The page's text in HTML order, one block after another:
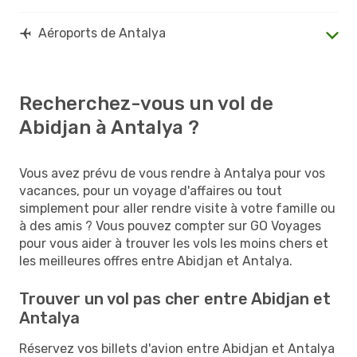
Aéroports de Antalya
Recherchez-vous un vol de
Abidjan à Antalya ?
Vous avez prévu de vous rendre à Antalya pour vos
vacances, pour un voyage d'affaires ou tout
simplement pour aller rendre visite à votre famille ou
à des amis ? Vous pouvez compter sur GO Voyages
pour vous aider à trouver les vols les moins chers et
les meilleures offres entre Abidjan et Antalya.
Trouver un vol pas cher entre Abidjan et
Antalya
Réservez vos billets d'avion entre Abidjan et Antalya